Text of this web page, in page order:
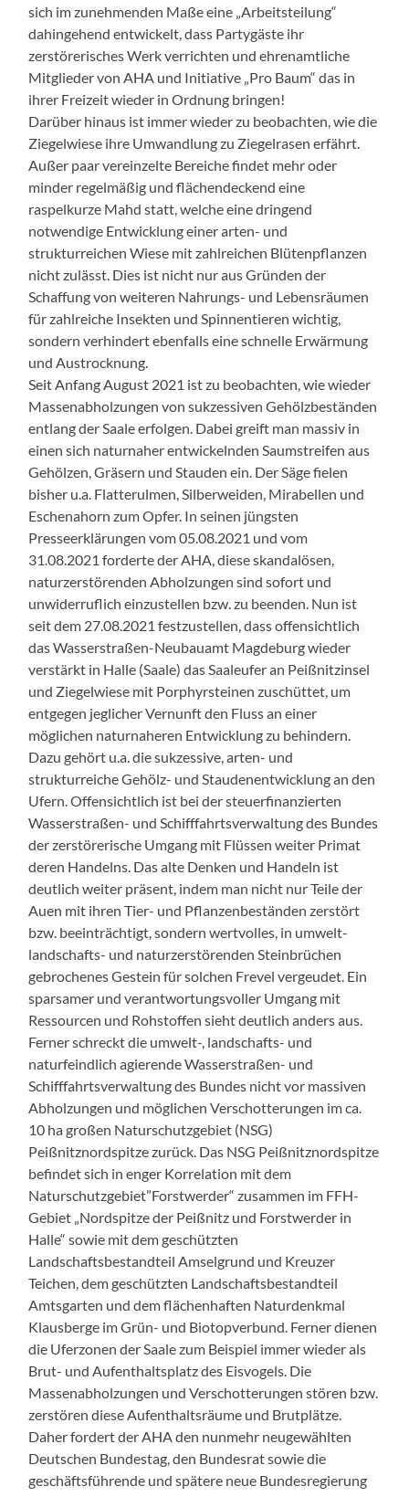
sich im zunehmenden Maße eine „Arbeitsteilung“
dahingehend entwickelt, dass Partygäste ihr
zerstörerisches Werk verrichten und ehrenamtliche
Mitglieder von AHA und Initiative „Pro Baum“ das in
ihrer Freizeit wieder in Ordnung bringen!
Darüber hinaus ist immer wieder zu beobachten, wie die
Ziegelwiese ihre Umwandlung zu Ziegelrasen erfährt.
Außer paar vereinzelte Bereiche findet mehr oder
minder regelmäßig und flächendeckend eine
raspelkurze Mahd statt, welche eine dringend
notwendige Entwicklung einer arten- und
strukturreichen Wiese mit zahlreichen Blütenpflanzen
nicht zulässt. Dies ist nicht nur aus Gründen der
Schaffung von weiteren Nahrungs- und Lebensräumen
für zahlreiche Insekten und Spinnentieren wichtig,
sondern verhindert ebenfalls eine schnelle Erwärmung
und Austrocknung.
Seit Anfang August 2021 ist zu beobachten, wie wieder
Massenabholzungen von sukzessiven Gehölzbeständen
entlang der Saale erfolgen. Dabei greift man massiv in
einen sich naturnaher entwickelnden Saumstreifen aus
Gehölzen, Gräsern und Stauden ein. Der Säge fielen
bisher u.a. Flatterulmen, Silberweiden, Mirabellen und
Eschenahorn zum Opfer. In seinen jüngsten
Presseerklärungen vom 05.08.2021 und vom
31.08.2021 forderte der AHA, diese skandalösen,
naturzerstörenden Abholzungen sind sofort und
unwiderruflich einzustellen bzw. zu beenden. Nun ist
seit dem 27.08.2021 festzustellen, dass offensichtlich
das Wasserstraßen-Neubauamt Magdeburg wieder
verstärkt in Halle (Saale) das Saaleufer an Peißnitzinsel
und Ziegelwiese mit Porphyrsteinen zuschüttet, um
entgegen jeglicher Vernunft den Fluss an einer
möglichen naturnaheren Entwicklung zu behindern.
Dazu gehört u.a. die sukzessive, arten- und
strukturreiche Gehölz- und Staudenentwicklung an den
Ufern. Offensichtlich ist bei der steuerfinanzierten
Wasserstraßen- und Schifffahrtsverwaltung des Bundes
der zerstörerische Umgang mit Flüssen weiter Primat
deren Handelns. Das alte Denken und Handeln ist
deutlich weiter präsent, indem man nicht nur Teile der
Auen mit ihren Tier- und Pflanzenbeständen zerstört
bzw. beeinträchtigt, sondern wertvolles, in umwelt-
landschafts- und naturzerstörenden Steinbrüchen
gebrochenes Gestein für solchen Frevel vergeudet. Ein
sparsamer und verantwortungsvoller Umgang mit
Ressourcen und Rohstoffen sieht deutlich anders aus.
Ferner schreckt die umwelt-, landschafts- und
naturfeindlich agierende Wasserstraßen- und
Schifffahrtsverwaltung des Bundes nicht vor massiven
Abholzungen und möglichen Verschotterungen im ca.
10 ha großen Naturschutzgebiet (NSG)
Peißnitznordspitze zurück. Das NSG Peißnitznordspitze
befindet sich in enger Korrelation mit dem
Naturschutzgebiet”Forstwerder“ zusammen im FFH-
Gebiet „Nordspitze der Peißnitz und Forstwerder in
Halle“ sowie mit dem geschützten
Landschaftsbestandteil Amselgrund und Kreuzer
Teichen, dem geschützten Landschaftsbestandteil
Amtsgarten und dem flächenhaften Naturdenkmal
Klausberge im Grün- und Biotopverbund. Ferner dienen
die Uferzonen der Saale zum Beispiel immer wieder als
Brut- und Aufenthaltsplatz des Eisvogels. Die
Massenabholzungen und Verschotterungen stören bzw.
zerstören diese Aufenthaltsräume und Brutplätze.
Daher fordert der AHA den nunmehr neugewählten
Deutschen Bundestag, den Bundesrat sowie die
geschäftsführende und spätere neue Bundesregierung